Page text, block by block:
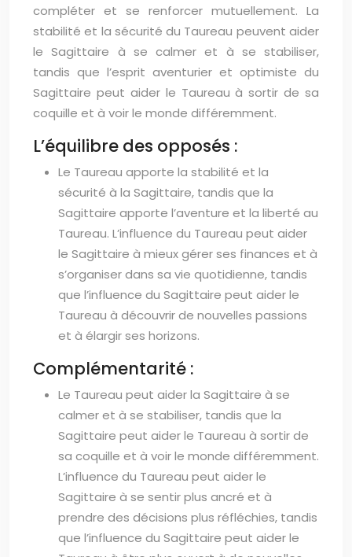
compléter et se renforcer mutuellement. La
stabilité et la sécurité du Taureau peuvent aider
le Sagittaire à se calmer et à se stabiliser,
tandis que l’esprit aventurier et optimiste du
Sagittaire peut aider le Taureau à sortir de sa
coquille et à voir le monde différemment.
L’équilibre des opposés :
Le Taureau apporte la stabilité et la
sécurité à la Sagittaire, tandis que la
Sagittaire apporte l’aventure et la liberté au
Taureau. L’influence du Taureau peut aider
le Sagittaire à mieux gérer ses finances et à
s’organiser dans sa vie quotidienne, tandis
que l’influence du Sagittaire peut aider le
Taureau à découvrir de nouvelles passions
et à élargir ses horizons.
Complémentarité :
Le Taureau peut aider la Sagittaire à se
calmer et à se stabiliser, tandis que la
Sagittaire peut aider le Taureau à sortir de
sa coquille et à voir le monde différemment.
L’influence du Taureau peut aider le
Sagittaire à se sentir plus ancré et à
prendre des décisions plus réfléchies, tandis
que l’influence du Sagittaire peut aider le